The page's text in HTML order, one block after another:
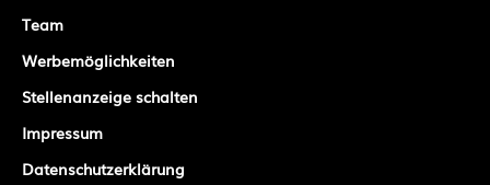
Team
Werbemöglichkeiten
Stellenanzeige schalten
Impressum
Datenschutzerklärung